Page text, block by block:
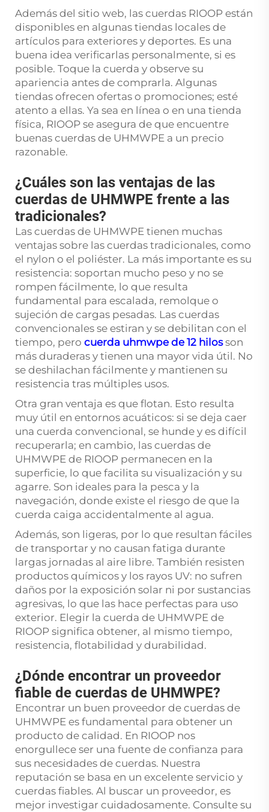
Además del sitio web, las cuerdas RIOOP están
disponibles en algunas tiendas locales de
artículos para exteriores y deportes. Es una
buena idea verificarlas personalmente, si es
posible. Toque la cuerda y observe su
apariencia antes de comprarla. Algunas
tiendas ofrecen ofertas o promociones; esté
atento a ellas. Ya sea en línea o en una tienda
física, RIOOP se asegura de que encuentre
buenas cuerdas de UHMWPE a un precio
razonable.
¿Cuáles son las ventajas de las
cuerdas de UHMWPE frente a las
tradicionales?
Las cuerdas de UHMWPE tienen muchas
ventajas sobre las cuerdas tradicionales, como
el nylon o el poliéster. La más importante es su
resistencia: soportan mucho peso y no se
rompen fácilmente, lo que resulta
fundamental para escalada, remolque o
sujeción de cargas pesadas. Las cuerdas
convencionales se estiran y se debilitan con el
tiempo, pero cuerda uhmwpe de 12 hilosson
más duraderas y tienen una mayor vida útil. No
se deshilachan fácilmente y mantienen su
resistencia tras múltiples usos.
Otra gran ventaja es que flotan. Esto resulta
muy útil en entornos acuáticos: si se deja caer
una cuerda convencional, se hunde y es difícil
recuperarla; en cambio, las cuerdas de
UHMWPE de RIOOP permanecen en la
superficie, lo que facilita su visualización y su
agarre. Son ideales para la pesca y la
navegación, donde existe el riesgo de que la
cuerda caiga accidentalmente al agua.
Además, son ligeras, por lo que resultan fáciles
de transportar y no causan fatiga durante
largas jornadas al aire libre. También resisten
productos químicos y los rayos UV: no sufren
daños por la exposición solar ni por sustancias
agresivas, lo que las hace perfectas para uso
exterior. Elegir la cuerda de UHMWPE de
RIOOP significa obtener, al mismo tiempo,
resistencia, flotabilidad y durabilidad.
¿Dónde encontrar un proveedor
fiable de cuerdas de UHMWPE?
Encontrar un buen proveedor de cuerdas de
UHMWPE es fundamental para obtener un
producto de calidad. En RIOOP nos
enorgullece ser una fuente de confianza para
sus necesidades de cuerdas. Nuestra
reputación se basa en un excelente servicio y
cuerdas fiables. Al buscar un proveedor, es
mejor investigar cuidadosamente. Consulte su